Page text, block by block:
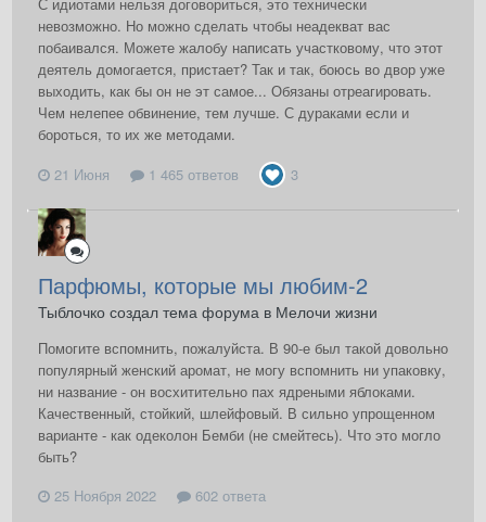
С идиотами нельзя договориться, это технически
невозможно. Но можно сделать чтобы неадекват вас
побаивался. Можете жалобу написать участковому, что этот
деятель домогается, пристает? Так и так, боюсь во двор уже
выходить, как бы он не эт самое... Обязаны отреагировать.
Чем нелепее обвинение, тем лучше. С дураками если и
бороться, то их же методами.
21 Июня
1 465 ответов 3
Парфюмы, которые мы любим-2
Тыблочко создал тема форума в Мелочи жизни
Помогите вспомнить, пожалуйста. В 90-е был такой довольно
популярный женский аромат, не могу вспомнить ни упаковку,
ни название - он восхитительно пах ядреными яблоками.
Качественный, стойкий, шлейфовый. В сильно упрощенном
варианте - как одеколон Бемби (не смейтесь). Что это могло
быть?
25 Ноября 2022
602 ответа